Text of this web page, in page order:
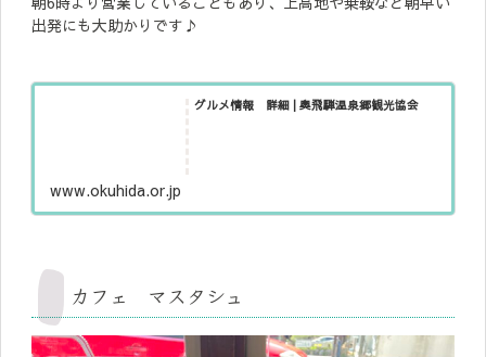
出発にも大助かりです♪
グルメ情報 詳細 | 奥飛騨温泉郷観光協会
www.okuhida.or.jp
カフェ マスタシュ